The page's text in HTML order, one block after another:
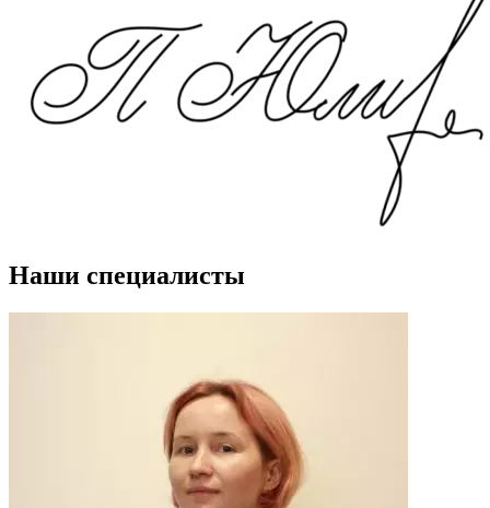
Наши специалисты